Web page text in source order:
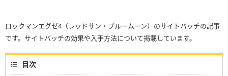
ロックマンエグゼ4（レッドサン・ブルームーン）のサイトバッチの記事
です。サイトバッチの効果や入手方法について掲載しています。
目次